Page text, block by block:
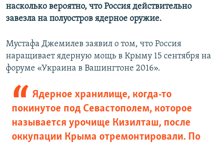
насколько вероятно, что Россия действительно
завезла на полуостров ядерное оружие.
Мустафа Джемилев заявил о том, что Россия
наращивает ядерную мощь в Крыму 15 сентября на
форуме «Украина в Вашингтоне 2016».
Ядерное хранилище, когда-то
покинутое под Севастополем, которое
называется урочище Кизилташ, после
оккупации Крыма отремонтировали. По